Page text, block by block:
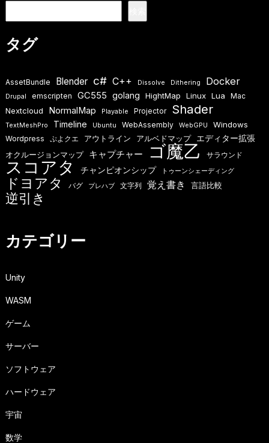
タグ
AssetBundle Blender c# C++ Dissolve Dithering Docker
Drupal emscripten GC555 golang HightMap Linux Lua Mac
Nextcloud NormalMap Playable Projector Shader
TextMeshPro Timeline Ubuntu WebAssembly WebGPU Windows
Wordpress ぷよクエ アウトライン アルベドマップ エディター拡張
オクルージョンマップ キャプチャー ゴ魔乙 サラウンド
スコアタ チャンピオンシップ トゥーンシェーディング
ドヨアタ バグ プレハブ 文字列 覚え書き 言語比較
逆引き
カテゴリー
Unity
WASM
ゲーム
サーバー
ソフトウェア
ハードウェア
宇宙
数学